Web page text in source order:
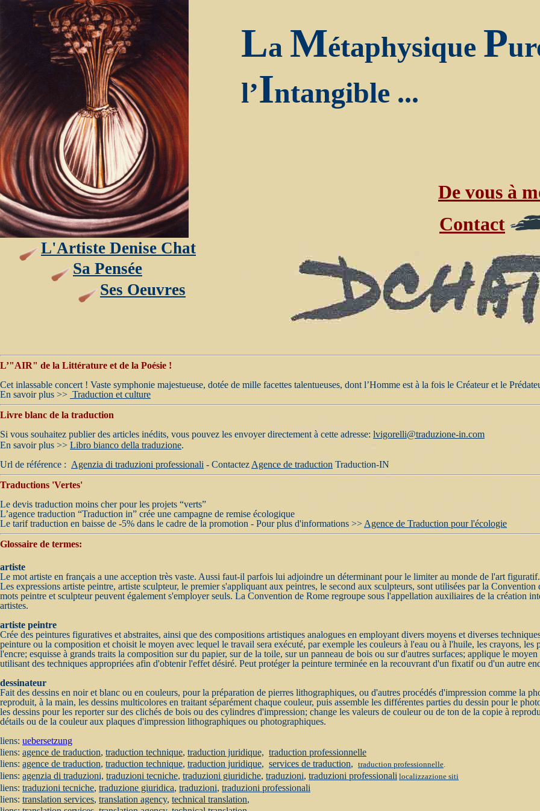
La Métaphysique P
l’Intangible ...
De vous à
Contact
L'Artiste Denise Chat
Sa Pensée
Ses Oeuvres
L’"AIR" de la Littérature et de la Poésie !
Cet inlassable concert ! Vaste symphonie majestueuse, dotée de mille facettes talentueuses, dont l’Homme est à la fois le Créateur et le
En savoir plus >> Traduction et culture
Livre blanc de la traduction
Si vous souhaitez publier des articles inédits, vous pouvez les envoyer directement à cette adresse: lvigorelli@traduzione-in.com
En savoir plus >> Libro bianco della traduzione.
Url de référence : Agenzia di traduzioni professionali - Contactez Agence de traduction Traduction-IN
Traductions 'Vertes'
Le devis traduction moins cher pour les projets “verts”
L’agence traduction “Traduction in” crée une campagne de remise écologique
Le tarif traduction en baisse de -5% dans le cadre de la promotion - Pour plus d'informations >> Agence de Traduction pour l'écologie
Glossaire de termes:
artiste
Le mot artiste en français a une acception très vaste. Aussi faut-il parfois lui adjoindre un déterminant pour le limiter au monde de l'art figuratif.
Les expressions artiste peintre, artiste sculpteur, le premier s'appliquant aux peintres, le second aux sculpteurs, sont utilisées par la Convention
mots peintre et sculpteur peuvent également s'employer seuls. La Convention de Rome regroupe sous l'appellation auxiliaires de la création
artistes.
artiste peintre
Crée des peintures figuratives et abstraites, ainsi que des compositions artistiques analogues en employant divers moyens et diverses
peinture ou la composition et choisit le moyen avec lequel le travail sera exécuté, par exemple les couleurs à l'eau ou à l'huile, les crayons, les
l'encre; esquisse à grands traits la composition sur du papier, sur de la toile, sur un panneau de bois ou sur d'autres surfaces; applique le
utilisant des techniques appropriées afin d'obtenir l'effet désiré. Peut protéger la peinture terminée en la recouvrant d'un fixatif ou d'un autre
dessinateur
Fait des dessins en noir et blanc ou en couleurs, pour la préparation de pierres lithographiques, ou d'autres procédés d'impression comme la
reproduit, à la main, les dessins multicolores en traitant séparément chaque couleur, puis assemble les différentes parties du dessin pour le
les dessins pour les reporter sur des clichés de bois ou des cylindres d'impression; change les valeurs de couleur ou de ton de la copie à
détails ou de la couleur aux plaques d'impression lithographiques ou photographiques.
liens: uebersetzung
liens: agence de traduction, traduction technique, traduction juridique, traduction professionnelle
liens: agence de traduction, traduction technique, traduction juridique, services de traduction, traduction professionnelle
liens: agenzia di traduzioni, traduzioni tecniche, traduzioni giuridiche, traduzioni, traduzioni professionali localizzazione siti
liens: traduzioni tecniche, traduzione giuridica, traduzioni, traduzioni professionali
liens: translation services, translation agency, technical translation,